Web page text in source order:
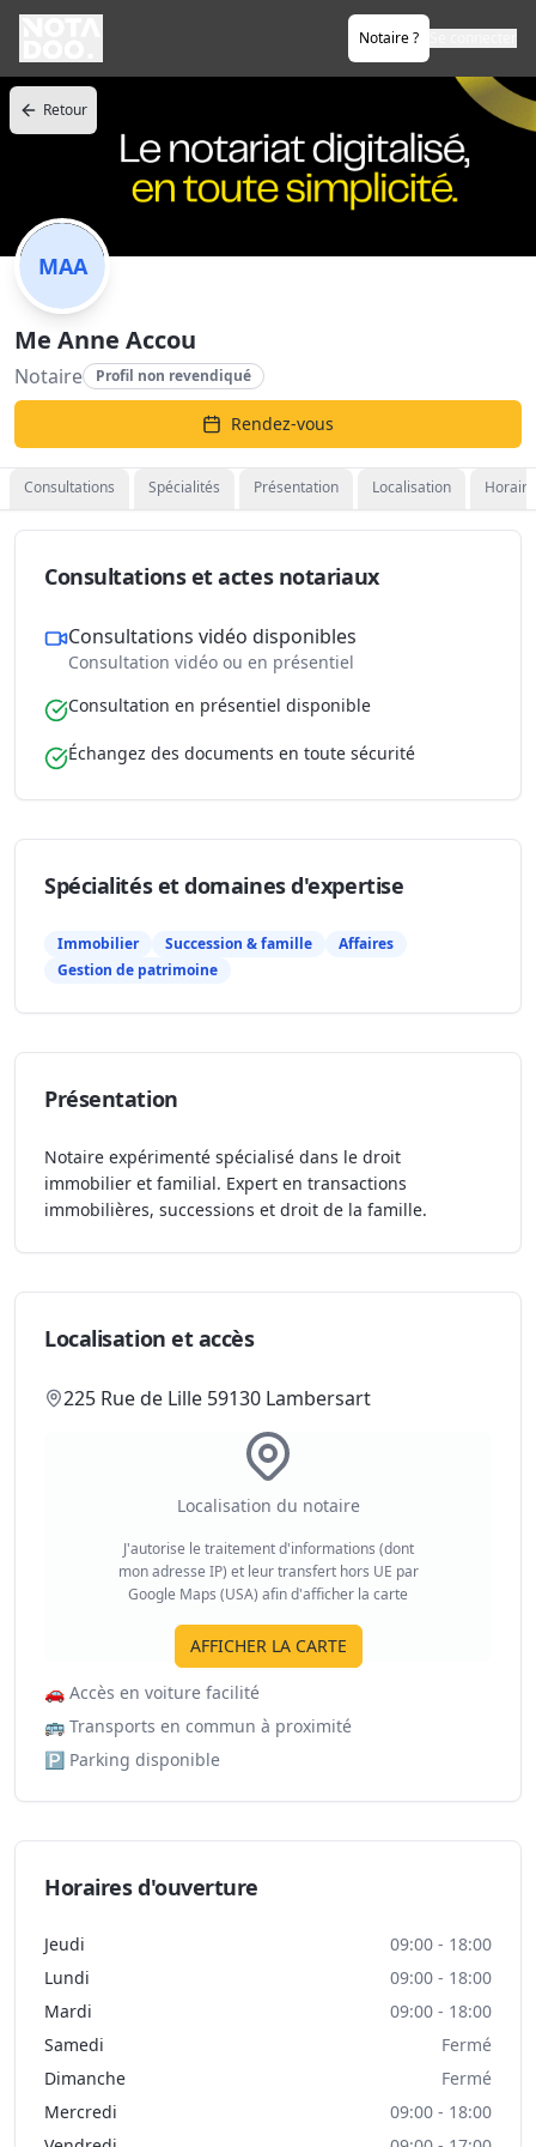
Notaire ?
Retour
MAA
Me Anne Accou
Notaire Profil non revendiqué
Rendez-vous
Consultations Spécialités Présentation Localisation
Consultations et actes notariaux
Consultations vidéo disponibles
Consultation vidéo ou en présentiel
Consultation en présentiel disponible
Échangez des documents en toute sécurité
Spécialités et domaines d'expertise
Immobilier Succession & famille
Affaires
Gestion de patrimoine
Présentation
Notaire expérimenté spécialisé dans le droit
immobilier et familial. Expert en transactions
immobilières, successions et droit de la famille.
Localisation et accès
225 Rue de Lille 59130 Lambersart
Localisation du notaire
J'autorise le traitement d'informations (dont
mon adresse IP) et leur transfert hors UE par
Google Maps (USA) afin d'afficher la carte
AFFICHER LA CARTE
🚗 Accès en voiture facilité
🚌 Transports en commun à proximité
🅿️ Parking disponible
Horaires d'ouverture
Jeudi
09:00 - 18:00
Lundi
09:00 - 18:00
Mardi
09:00 - 18:00
Samedi
Fermé
Dimanche
Fermé
Mercredi
09:00 - 18:00